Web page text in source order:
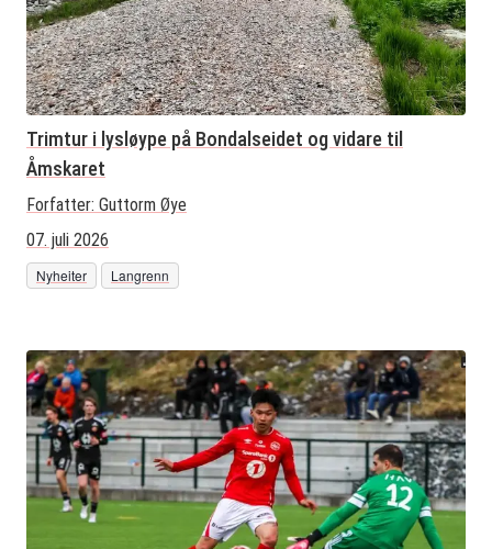
Trimtur i lysløype på Bondalseidet og vidare til
Åmskaret
Forfatter: Guttorm Øye
07. juli 2026
Nyheiter Langrenn